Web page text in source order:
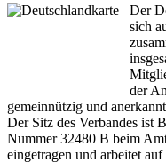
Der
sich
der
gemeinnützig und
Der Sitz des Verbandes ist
Nummer 32480 B beim
eingetragen und arbeitet